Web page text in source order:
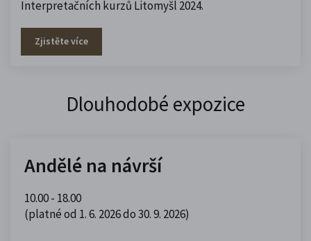
Interpretačních kurzů Litomyšl 2024.
Zjistěte více
Dlouhodobé expozice
Andělé na návrší
10.00 - 18.00
(platné od 1. 6. 2026 do 30. 9. 2026)